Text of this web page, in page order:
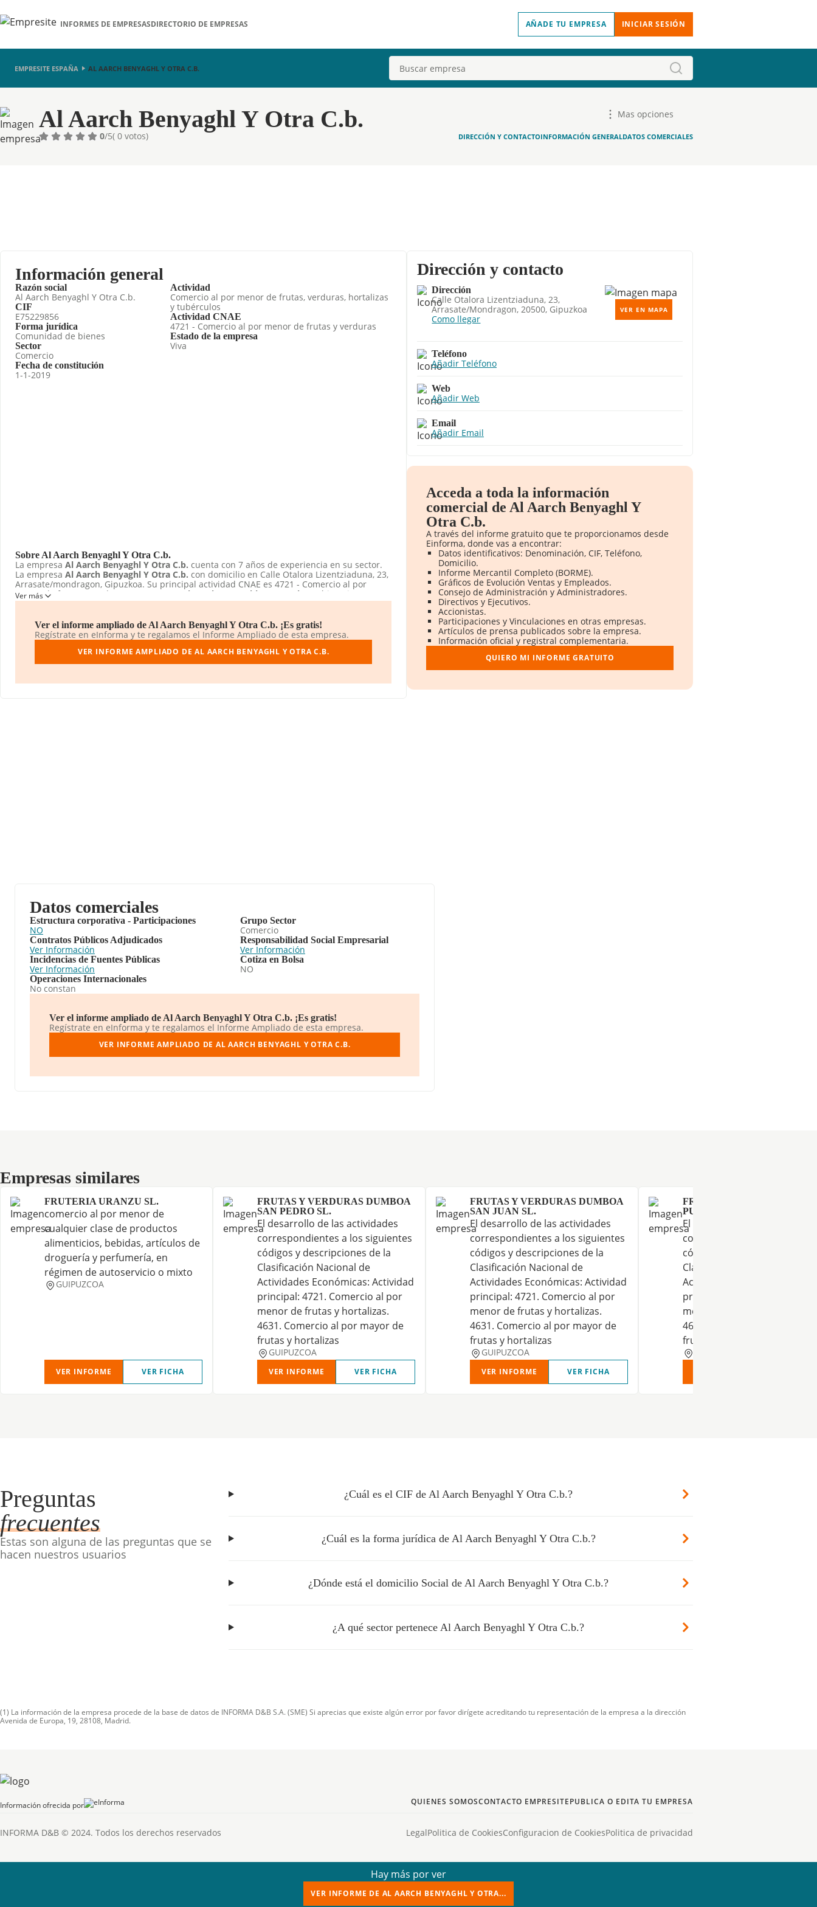
INFORMES DE EMPRESASDIRECTORIO DE EMPRESAS AÑADE TU EMPRESA INICIAR SESIÓN
EMPRESITE ESPAÑA AL AARCH BENYAGHL Y OTRA C.B. Buscar
Al Aarch Benyaghl Y Otra C.b.
Mas opciones
0/5( 0 votos) DIRECCIÓN Y CONTACTOINFORMACIÓN GENERALDATOS COMERCIALES
Información general
Razón social
Al Aarch Benyaghl Y Otra C.b.
CIF
E75229856
Forma jurídica
Comunidad de bienes
Sector
Comercio
Fecha de constitución
1-1-2019
Actividad
Comercio al por menor de frutas, verduras, hortalizas
y tubérculos
Actividad CNAE
4721 - Comercio al por menor de frutas y verduras
Estado de la empresa
Viva
Sobre Al Aarch Benyaghl Y Otra C.b.
La empresa Al Aarch Benyaghl Y Otra C.b. cuenta con 7 años de experiencia en su sector.
La empresa Al Aarch Benyaghl Y Otra C.b. con domicilio en Calle Otalora Lizentziaduna, 23,
Arrasate/mondragon, Gipuzkoa. Su principal actividad CNAE es 4721 - Comercio al por
menor de frutas y verduras. La empresa
Al Aarch Benyaghl Y Otra C.b.
está inscrita como
Comunidad de bienes.
Ver más
Ver el informe ampliado de Al Aarch Benyaghl Y Otra C.b. ¡Es gratis!
Regístrate en eInforma y te regalamos el Informe Ampliado de esta empresa.
VER INFORME AMPLIADO DE AL AARCH BENYAGHL Y OTRA C.B.
Dirección y contacto
Dirección
Calle Otalora Lizentziaduna, 23,
Arrasate/mondragon, 20500, Gipuzkoa
Como llegar
VER EN MAPA
Teléfono
Añadir Teléfono
Web
Añadir Web
Email
Añadir Email
Acceda a toda la información
comercial de Al Aarch Benyaghl Y
Otra C.b.
A través del informe gratuito que te proporcionamos desde
Einforma, donde vas a encontrar:
Datos identificativos: Denominación, CIF, Teléfono,
Domicilio.
Informe Mercantil Completo (BORME).
Gráficos de Evolución Ventas y Empleados.
Consejo de Administración y Administradores.
Directivos y Ejecutivos.
Accionistas.
Participaciones y Vinculaciones en otras empresas.
Artículos de prensa publicados sobre la empresa.
Información oficial y registral complementaria.
QUIERO MI INFORME GRATUITO
Datos comerciales
Estructura corporativa - Participaciones
NO
Contratos Públicos Adjudicados
Ver Información
Incidencias de Fuentes Públicas
Ver Información
Operaciones Internacionales
No constan
Grupo Sector
Comercio
Responsabilidad Social Empresarial
Ver Información
Cotiza en Bolsa
NO
Ver el informe ampliado de Al Aarch Benyaghl Y Otra C.b. ¡Es gratis!
Regístrate en eInforma y te regalamos el Informe Ampliado de esta empresa.
VER INFORME AMPLIADO DE AL AARCH BENYAGHL Y OTRA C.B.
Empresas similares
Empresas similares
FRUTERIA URANZU SL.
comercio al por menor de
cualquier clase de productos
alimenticios, bebidas, artículos de
droguería y perfumería, en
régimen de autoservicio o mixto
GUIPUZCOA
VER INFORME VER FICHA
FRUTAS Y VERDURAS DUMBOA
SAN PEDRO SL.
El desarrollo de las actividades
correspondientes a los siguientes
códigos y descripciones de la
Clasificación Nacional de
Actividades Económicas: Actividad
principal: 4721. Comercio al por
menor de frutas y hortalizas.
4631. Comercio al por mayor de
frutas y hortalizas
GUIPUZCOA
VER INFORME VER FICHA
FRUTAS Y VERDURAS DUMBOA
SAN JUAN SL.
El desarrollo de las actividades
correspondientes a los siguientes
códigos y descripciones de la
Clasificación Nacional de
Actividades Económicas: Actividad
principal: 4721. Comercio al por
menor de frutas y hortalizas.
4631. Comercio al por mayor de
frutas y hortalizas
GUIPUZCOA
VER INFORME VER FICHA
FRUTAS Y VERDURAS
PUIANA SL.
El desarrollo de las
correspondientes a los
códigos y descripciones de la
Clasificación Nacional de
Actividades Económicas:
principal: 4721. Comercio al
menor de frutas y hortalizas.
4631. Comercio al por
frutas y hortalizas
Preguntas
frecuentes
Estas son alguna de las preguntas que se
hacen nuestros usuarios
¿Cuál es el CIF de Al Aarch Benyaghl Y Otra C.b.?
¿Cuál es la forma jurídica de Al Aarch Benyaghl Y Otra C.b.?
¿Dónde está el domicilio Social de Al Aarch Benyaghl Y Otra C.b.?
¿A qué sector pertenece Al Aarch Benyaghl Y Otra C.b.?
(1) La información de la empresa procede de la base de datos de INFORMA D&B S.A. (SME) Si aprecias que existe algún error por favor dirígete acreditando tu representación de la empresa a la dirección
Avenida de Europa, 19, 28108, Madrid.
Información ofrecida por QUIENES SOMOSCONTACTO EMPRESITEPUBLICA O EDITA TU EMPRESA
INFORMA D&B © 2024. Todos los derechos reservados LegalPolitica de CookiesConfiguracion de CookiesPolitica de privacidad
Hay más por ver
VER INFORME DE AL AARCH BENYAGHL Y OTRA...